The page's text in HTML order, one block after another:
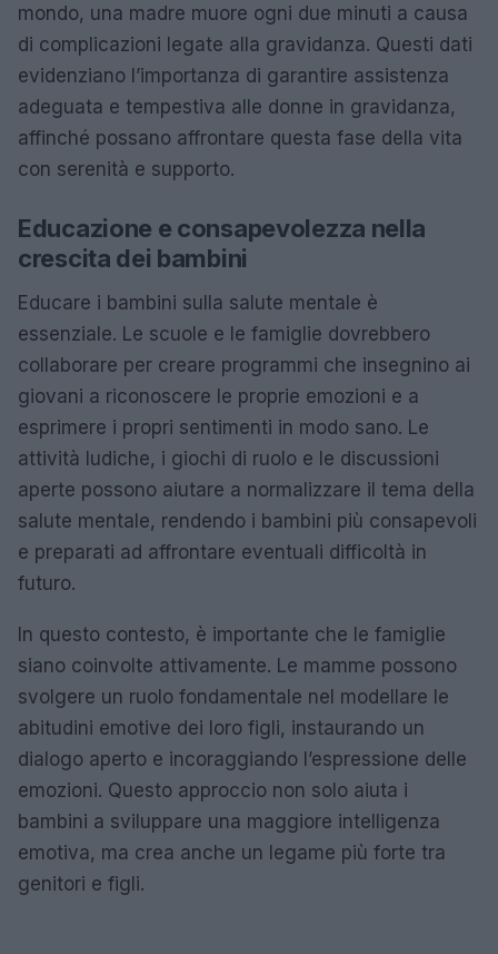
mondo, una madre muore ogni due minuti a causa
di complicazioni legate alla gravidanza. Questi dati
evidenziano l’importanza di garantire assistenza
adeguata e tempestiva alle donne in gravidanza,
affinché possano affrontare questa fase della vita
con serenità e supporto.
Educazione e consapevolezza nella
crescita dei bambini
Educare i bambini sulla salute mentale è
essenziale. Le scuole e le famiglie dovrebbero
collaborare per creare programmi che insegnino ai
giovani a riconoscere le proprie emozioni e a
esprimere i propri sentimenti in modo sano. Le
attività ludiche, i giochi di ruolo e le discussioni
aperte possono aiutare a normalizzare il tema della
salute mentale, rendendo i bambini più consapevoli
e preparati ad affrontare eventuali difficoltà in
futuro.
In questo contesto, è importante che le famiglie
siano coinvolte attivamente. Le mamme possono
svolgere un ruolo fondamentale nel modellare le
abitudini emotive dei loro figli, instaurando un
dialogo aperto e incoraggiando l’espressione delle
emozioni. Questo approccio non solo aiuta i
bambini a sviluppare una maggiore intelligenza
emotiva, ma crea anche un legame più forte tra
genitori e figli.